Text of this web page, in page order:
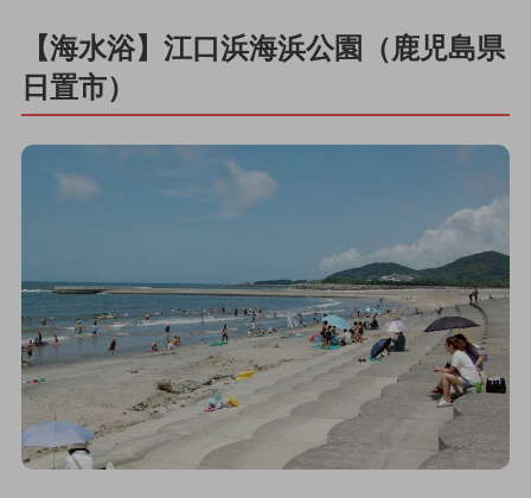
【海水浴】江口浜海浜公園（鹿児島県
日置市）